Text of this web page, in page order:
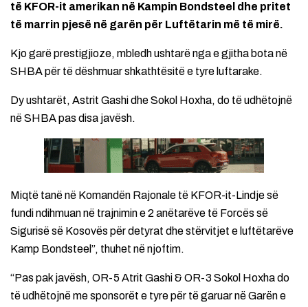
të KFOR-it amerikan në Kampin Bondsteel dhe pritet
të marrin pjesë në garën për Luftëtarin më të mirë.
Kjo garë prestigjioze, mbledh ushtarë nga e gjitha bota në
SHBA për të dëshmuar shkathtësitë e tyre luftarake.
Dy ushtarët, Astrit Gashi dhe Sokol Hoxha, do të udhëtojnë
në SHBA pas disa javësh.
Miqtë tanë në Komandën Rajonale të KFOR-it-Lindje së
fundi ndihmuan në trajnimin e 2 anëtarëve të Forcës së
Sigurisë së Kosovës për detyrat dhe stërvitjet e luftëtarëve
Kamp Bondsteel”, thuhet në njoftim.
“Pas pak javësh, OR-5 Atrit Gashi & OR-3 Sokol Hoxha do
të udhëtojnë me sponsorët e tyre për të garuar në Garën e